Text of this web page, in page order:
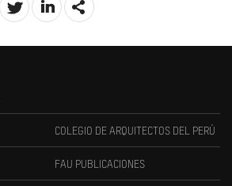
COLEGIO DE ARQUITECTOS DEL PERÚ
FAU PUBLICACIONES